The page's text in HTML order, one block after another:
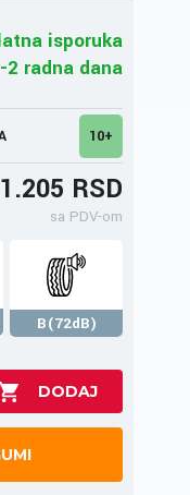
isporuka
2 radna dana
10+
RSD
sa PDV-om
B(72dB)